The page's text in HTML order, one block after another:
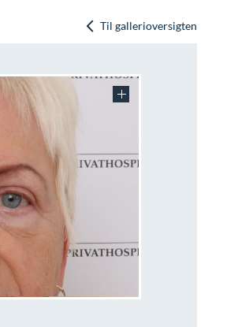
Til gallerioversigten